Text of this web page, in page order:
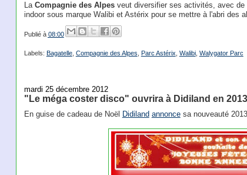
La Compagnie des Alpesveut diversifier ses activités, avec de
indoor sous marque Walibi et Astérix pour se mettre à l'abri des
Publié à 08:00
Labels: Bagatelle, Compagnie des Alpes Parc Astérix Walibi, Walygator Parc
mardi 25 décembre 2012
"Le méga coster disco" ouvrira à Didiland en 2013
En guise de cadeau de Noël Didiland annoncesa nouveauté